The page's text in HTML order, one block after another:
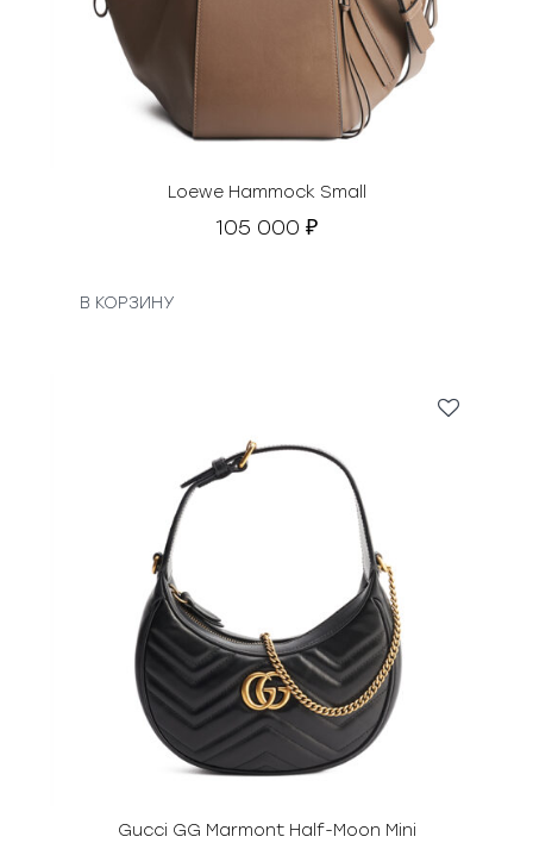
Loewe Hammock Small
105 000 ₽
В КОРЗИНУ
Gucci GG Marmont Half-Moon Mini